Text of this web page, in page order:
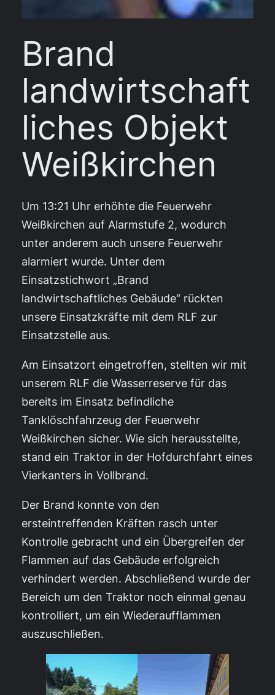
Brand
landwirtschaft
liches Objekt
Weißkirchen
Um 13:21 Uhr erhöhte die Feuerwehr
Weißkirchen auf Alarmstufe 2, wodurch
unter anderem auch unsere Feuerwehr
alarmiert wurde. Unter dem
Einsatzstichwort „Brand
landwirtschaftliches Gebäude“ rückten
unsere Einsatzkräfte mit dem RLF zur
Einsatzstelle aus.
Am Einsatzort eingetroffen, stellten wir mit
unserem RLF die Wasserreserve für das
bereits im Einsatz befindliche
Tanklöschfahrzeug der Feuerwehr
Weißkirchen sicher. Wie sich herausstellte,
stand ein Traktor in der Hofdurchfahrt eines
Vierkanters in Vollbrand.
Der Brand konnte von den
ersteintreffenden Kräften rasch unter
Kontrolle gebracht und ein Übergreifen der
Flammen auf das Gebäude erfolgreich
verhindert werden. Abschließend wurde der
Bereich um den Traktor noch einmal genau
kontrolliert, um ein Wiederaufflammen
auszuschließen.